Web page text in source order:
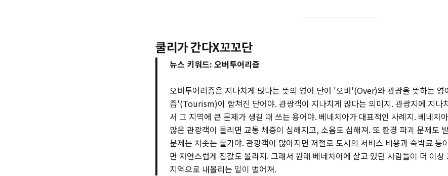
쿨리가 간다X꼬꼬단
뉴스 키워드: 오버투어리즘
오버투어리즘은 지나치게 많다는 뜻의 영어 단어 '오버'(Over)와 관광을 뜻하는 영
즘'(Tourism)이 합쳐진 단어야. 관광객이 지나치게 많다는 의미지. 관광지에 지나
서 그 지역에 큰 문제가 생길 때 쓰는 용어야. 베네치아가 대표적인 사례지. 베네치
많은 관광객이 몰리면 교통 체증이 심해지고, 소음도 심해져. 또 환경 파괴 문제도
문제는 치솟는 물가야. 관광객이 많아지면 저절로 도시의 서비스 비용과 숙박료 등
면 자연스럽게 집값도 올라지. 그래서 원래 베네치아에 살고 있던 사람들이 더 이상
지역으로 내몰리는 일이 벌어져.